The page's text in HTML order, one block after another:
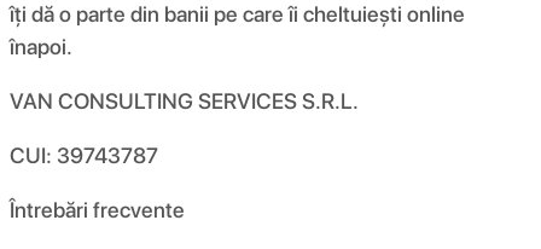
îți dă o parte din banii pe care îi cheltuiești online
înapoi.
VAN CONSULTING SERVICES S.R.L.
CUI: 39743787
Întrebări frecvente